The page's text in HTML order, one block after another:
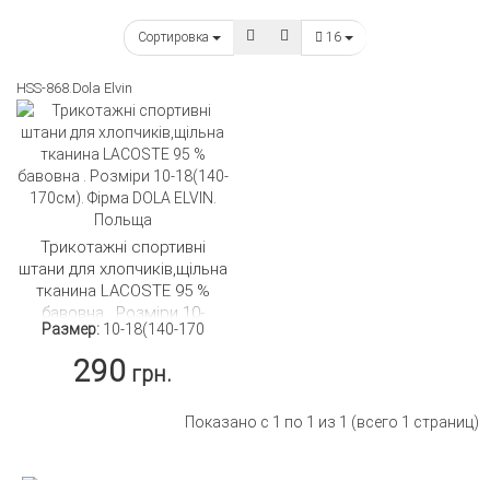
Сортировка 16
HSS-868.Dola Elvin
Трикотажні спортивні
штани для хлопчиків,щільна
тканина LACOSTE 95 %
бавовна . Розміри 10-
18(140-170см). Фірма DOLA
ELVIN. Польща
Размер: 10-18(140-170
290 грн.
Показано с 1 по 1 из 1 (всего 1 страниц)